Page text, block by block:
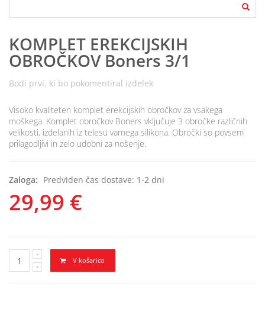
KOMPLET EREKCIJSKIH
OBROČKOV Boners 3/1
Bodi prvi, ki bo pokomentiral izdelek
Visoko kvaliteten komplet erekcijskih obročkov za vsakega
moškega. Komplet obročkov Boners vključuje 3 obročke različnih
velikosti, izdelanih iz telesu varnega silikona. Obročki so povsem
prilagodljivi in zelo udobni za nošenje.
Zaloga: Predviden čas dostave: 1-2 dni
29,99 €
V košarico